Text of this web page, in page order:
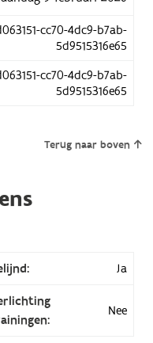
cc70-4dc9-b7ab-
5d9515316e65
cc70-4dc9-b7ab-
5d9515316e65
Terug naar boven
Ja
Nee